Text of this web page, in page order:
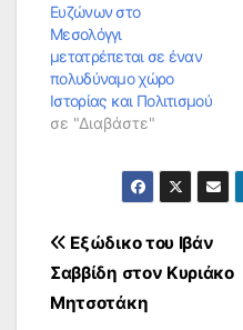
Ευζώνων στο
Μεσολόγγι
μετατρέπεται σε έναν
πολυδύναμο χώρο
Ιστορίας και Πολιτισμού
σε "Διαβάστε"
Πλοήγηση
άρθρων
Εξώδικο του Ιβάν
Σαββίδη στον Κυριάκο
Μητσοτάκη